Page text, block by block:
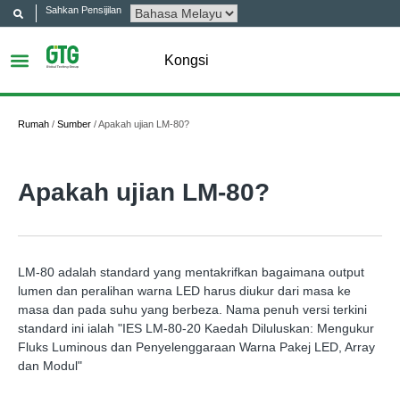
Sahkan Pensijilan
Kongsi
Rumah / Sumber /Apakah ujian LM-80?
Apakah ujian LM-80?
LM-80 adalah standard yang mentakrifkan bagaimana output
lumen dan peralihan warna LED harus diukur dari masa ke
masa dan pada suhu yang berbeza. Nama penuh versi terkini
standard ini ialah "IES LM-80-20 Kaedah Diluluskan: Mengukur
Fluks Luminous dan Penyelenggaraan Warna Pakej LED, Array
dan Modul"